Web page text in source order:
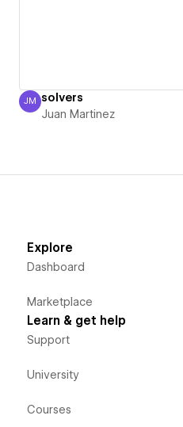
Juan Martinez
JM solvers
Juan Martinez
Explore
Dashboard
Marketplace
Learn & get help
Support
University
Courses